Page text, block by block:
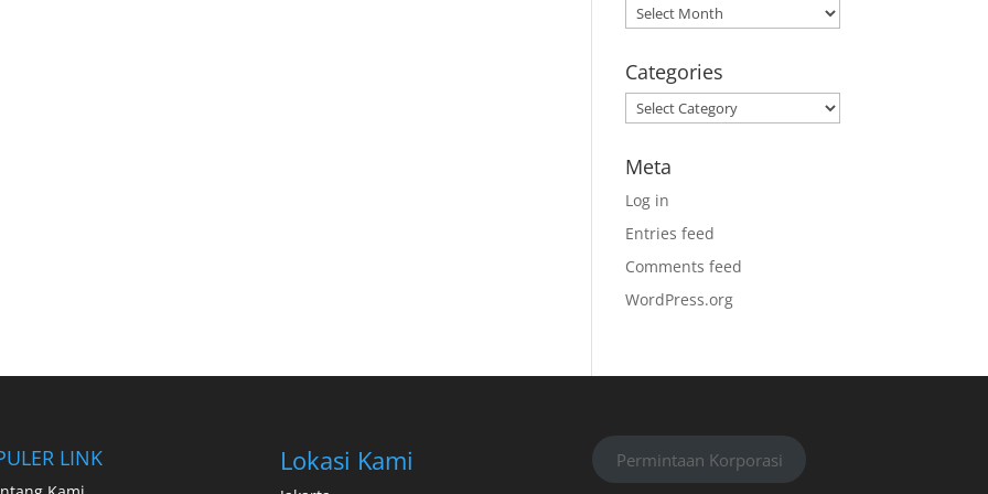
Archives
Categories
Categories
Meta
Log in
Entries feed
Comments feed
WordPress.org
LINK Lokasi Kami Permintaan Korporasi